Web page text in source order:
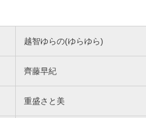
越智ゆらの(ゆらゆら)
齊藤早紀
重盛さと美